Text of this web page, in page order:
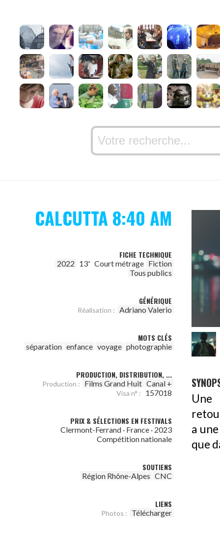
CALCUTTA 8:40 AM
FICHE TECHNIQUE
2022 13' Court métrage Fiction
Tous publics
GÉNÉRIQUE
Réalisation : Adriano Valerio
MOTS CLÉS
séparation enfance voyage photographie
PRODUCTION, DISTRIBUTION, ...
Production : Films Grand Huit Canal +
Visa n° : 157018
PRIX & SÉLECTIONS EN FESTIVALS
Clermont-Ferrand · France · 2023
Compétition nationale
SOUTIENS
Région Rhône-Alpes CNC
LIENS
Photos : Télécharger
a
que